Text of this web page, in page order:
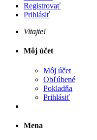
Registrovať
Prihlásiť
Vitajte!
Môj účet
Môj účet
Obľúbené
Pokladňa
Prihlásiť
Mena